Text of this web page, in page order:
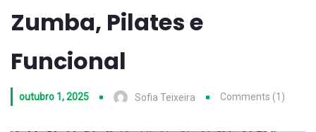
Zumba, Pilates e
Funcional
outubro 1, 2025 Sofia Teixeira Comments (1)